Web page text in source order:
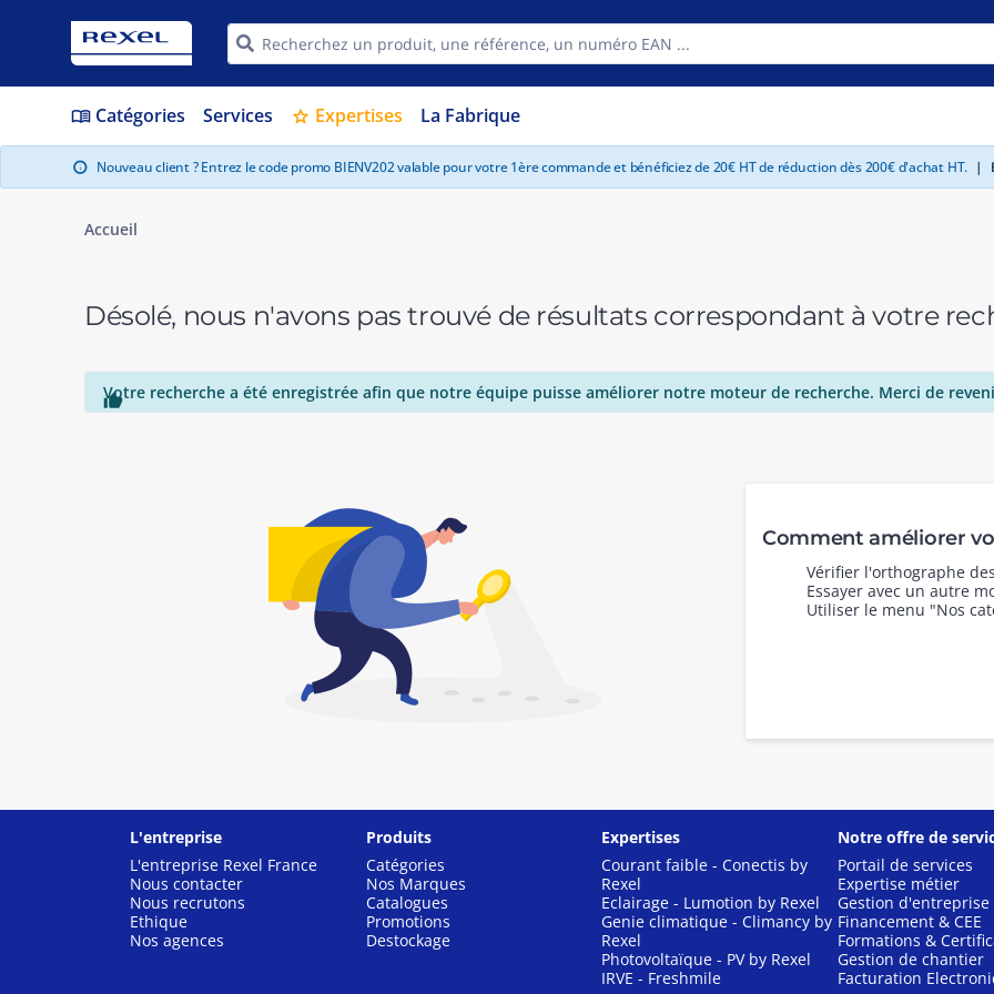
menu_book Catégories Services star Expertises La Fabrique
info Nouveau client ? Entrez le code promo BIENV202 valable pour votre 1ère commande et bénéficiez de 20€ HT de réduction dès 200€ d'achat HT. |
Accueil
Désolé, nous n'avons pas trouvé de résultats correspondant à votre

Votre recherche a été enregistrée afin que notre équipe puisse améliorer notre moteur de recherche. Merci de
Comment améliorer
Vérifier l'orthographe
Essayer avec un autre
Utiliser le menu "Nos
L'entreprise
L'entreprise Rexel France
Nous contacter
Nous recrutons
Ethique
Nos agences
Produits
Catégories
Nos Marques
Catalogues
Promotions
Destockage
Expertises
Courant faible - Conectis by
Rexel
Eclairage - Lumotion by Rexel
Genie climatique - Climancy by
Rexel
Photovoltaïque - PV by Rexel
IRVE - Freshmile
Notre offre de
Portail de services
Expertise métier
Gestion d'entreprise
Financement & CEE
Formations &
Gestion de chantier
Facturation